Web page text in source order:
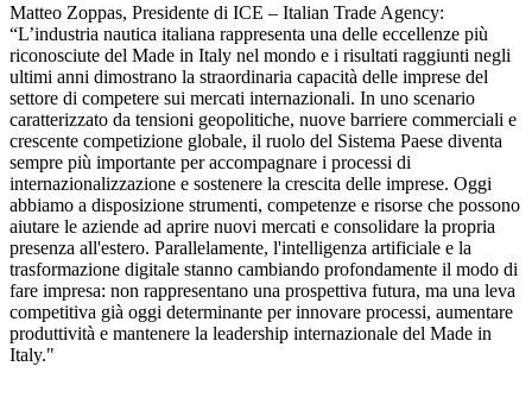
Matteo Zoppas, Presidente di ICE – Italian Trade Agency:
“L’industria nautica italiana rappresenta una delle eccellenze più
riconosciute del Made in Italy nel mondo e i risultati raggiunti negli
ultimi anni dimostrano la straordinaria capacità delle imprese del
settore di competere sui mercati internazionali. In uno scenario
caratterizzato da tensioni geopolitiche, nuove barriere commerciali e
crescente competizione globale, il ruolo del Sistema Paese diventa
sempre più importante per accompagnare i processi di
internazionalizzazione e sostenere la crescita delle imprese. Oggi
abbiamo a disposizione strumenti, competenze e risorse che possono
aiutare le aziende ad aprire nuovi mercati e consolidare la propria
presenza all'estero. Parallelamente, l'intelligenza artificiale e la
trasformazione digitale stanno cambiando profondamente il modo di
fare impresa: non rappresentano una prospettiva futura, ma una leva
competitiva già oggi determinante per innovare processi, aumentare
produttività e mantenere la leadership internazionale del Made in
Italy."